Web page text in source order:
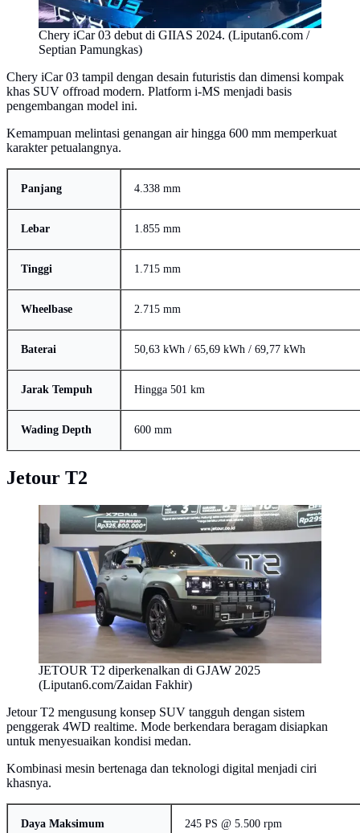
Chery iCar 03 debut di GIIAS 2024. (Liputan6.com /
Septian Pamungkas)
Chery iCar 03 tampil dengan desain futuristis dan dimensi kompak
khas SUV offroad modern. Platform i-MS menjadi basis
pengembangan model ini.
Kemampuan melintasi genangan air hingga 600 mm memperkuat
karakter petualangnya.
Panjang 4.338 mm
Lebar 1.855 mm
Tinggi 1.715 mm
Wheelbase 2.715 mm
Baterai 50,63 kWh / 65,69 kWh / 69,77 kWh
Jarak Tempuh Hingga 501 km
Wading Depth 600 mm
Jetour T2
JETOUR T2 diperkenalkan di GJAW 2025
(Liputan6.com/Zaidan Fakhir)
Jetour T2 mengusung konsep SUV tangguh dengan sistem
penggerak 4WD realtime. Mode berkendara beragam disiapkan
untuk menyesuaikan kondisi medan.
Kombinasi mesin bertenaga dan teknologi digital menjadi ciri
khasnya.
Daya Maksimum 245 PS @ 5.500 rpm